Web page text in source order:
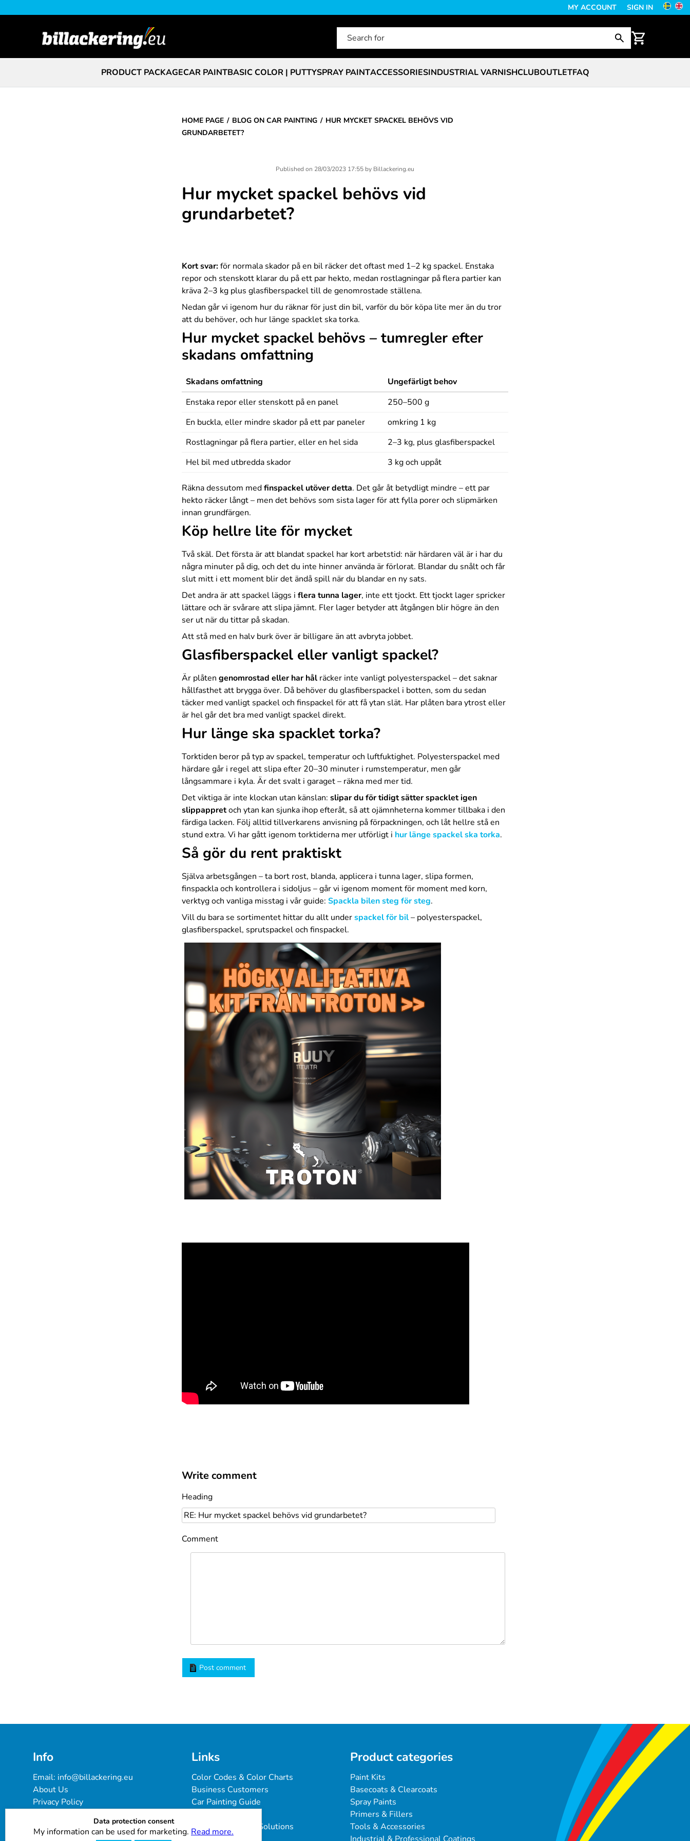
MY ACCOUNT SIGN IN
PRODUCT PACKAGECAR PAINTBASIC COLOR | PUTTYSPRAY PAINTACCESSORIESINDUSTRIAL VARNISHCLUBOUTLETFAQ
HOME PAGE BLOG ON CAR PAINTING
HUR MYCKET SPACKEL BEHÖVS VID
GRUNDARBETET?
Published on 28/03/2023 17:55 by Billackering.eu
Hur mycket spackel behövs vid
grundarbetet?
Kort svar:för normala skador på en bil räcker det oftast med 1–2 kg spackel. Enstaka
repor och stenskott klarar du på ett par hekto, medan rostlagningar på flera partier kan
kräva 2–3 kg plus glasfiberspackel till de genomrostade ställena.
Nedan går vi igenom hur du räknar för just din bil, varför du bör köpa lite mer än du tror
att du behöver, och hur länge spacklet ska torka.
Hur mycket spackel behövs – tumregler efter
skadans omfattning
Skadans omfattning
Ungefärligt behov
Enstaka repor eller stenskott på en panel
250–500 g
En buckla, eller mindre skador på ett par paneler
omkring 1 kg
Rostlagningar på flera partier, eller en hel sida
2–3 kg, plus glasfiberspackel
Hel bil med utbredda skador
3 kg och uppåt
Räkna dessutom medfinspackel utöver detta. Det går åt betydligt mindre – ett par
hekto räcker långt – men det behövs som sista lager för att fylla porer och slipmärken
innan grundfärgen.
Köp hellre lite för mycket
Två skäl. Det första är att blandat spackel har kort arbetstid: när härdaren väl är i har du
några minuter på dig, och det du inte hinner använda är förlorat. Blandar du snålt och får
slut mitt i ett moment blir det ändå spill när du blandar en ny sats.
Det andra är att spackel läggs i flera tunna lager, inte ett tjockt. Ett tjockt lager spricker
lättare och är svårare att slipa jämnt. Fler lager betyder att åtgången blir högre än den
ser ut när du tittar på skadan.
Att stå med en halv burk över är billigare än att avbryta jobbet.
Glasfiberspackel eller vanligt spackel?
Är plåten genomrostad eller har hål räcker inte vanligt polyesterspackel – det saknar
hållfasthet att brygga över. Då behöver du glasfiberspackel i botten, som du sedan
täcker med vanligt spackel och finspackel för att få ytan slät. Har plåten bara ytrost eller
är hel går det bra med vanligt spackel direkt.
Hur länge ska spacklet torka?
Torktiden beror på typ av spackel, temperatur och luftfuktighet. Polyesterspackel med
härdare går i regel att slipa efter 20–30 minuter i rumstemperatur, men går
långsammare i kyla. Är det svalt i garaget – räkna med mer tid.
Det viktiga är inte klockan utan känslan: slipar du för tidigt sätter spacklet igen
slippappretoch ytan kan sjunka ihop efteråt, så att ojämnheterna kommer tillbaka i den
färdiga lacken. Följ alltid tillverkarens anvisning på förpackningen, och låt hellre stå en
stund extra. Vi har gått igenom torktiderna mer utförligt i hur länge spackel ska torka.
Så gör du rent praktiskt
Själva arbetsgången – ta bort rost, blanda, applicera i tunna lager, slipa formen,
finspackla och kontrollera i sidoljus – går vi igenom moment för moment med korn,
verktyg och vanliga misstag i vår guide: Spackla bilen steg för steg.
Vill du bara se sortimentet hittar du allt underspackel för bil– polyesterspackel,
glasfiberspackel, sprutspackel och finspackel.
Write comment
Heading
Comment
Post comment
Info
Email: info@billackering.eu
About Us
Privacy Policy
Cookie Policy
Links
Color Codes & Color Charts
Business Customers
Car Painting Guide
Paint Problems & Solutions
Product categories
Paint Kits
Basecoats & Clearcoats
Spray Paints
Primers & Fillers
Tools & Accessories
Data protection consent
My information can be used for marketing. Read more.